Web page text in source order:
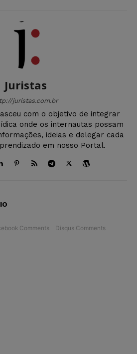
Juristas
juristas.com.br
com o objetivo de integrar
onde os internautas possam
ideias e delegar cada
em nosso Portal.
Comments Disqus Comments